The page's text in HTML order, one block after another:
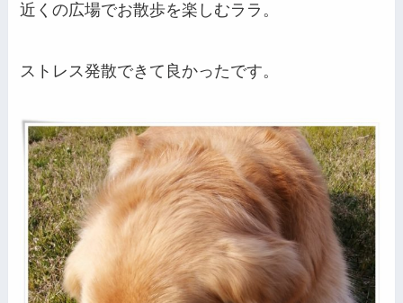
近くの広場でお散歩を楽しむララ。
ストレス発散できて良かったです。